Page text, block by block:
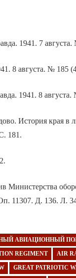
1941. 7
8 августа. № 185
1941. 8
История края в
181.
Министерства
11307. Д. 136. Л.
АВИАЦИОННЫЙ
REGIMENT AIR
GREAT PATRIOTIC